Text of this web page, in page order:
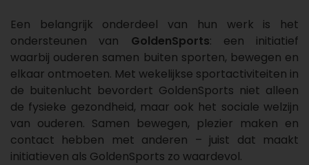
Een belangrijk onderdeel van hun werk is het
ondersteunen van GoldenSports: een initiatief
waarbij ouderen samen buiten sporten, bewegen en
elkaar ontmoeten. Met wekelijkse sportactiviteiten in
de buitenlucht bevordert GoldenSports niet alleen
de fysieke gezondheid, maar ook het sociale welzijn
van ouderen. Samen bewegen, plezier maken en
contact hebben met anderen – juist dat maakt
initiatieven als GoldenSports zo waardevol.